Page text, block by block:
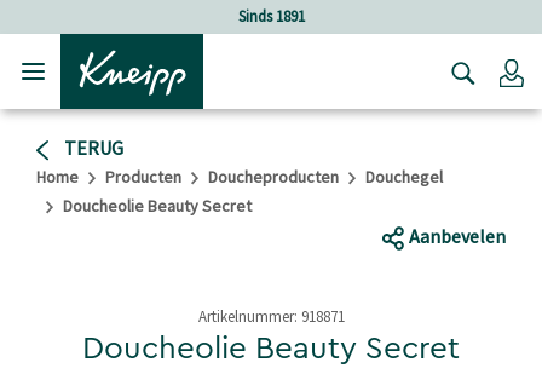
Verder gaan naar hoofdinhoud.Sinds 1891
TERUG
Home Producten Doucheproducten
Douchegel
Doucheolie Beauty Secret
Aanbevelen
Artikelnummer: 918871
Doucheolie Beauty Secret